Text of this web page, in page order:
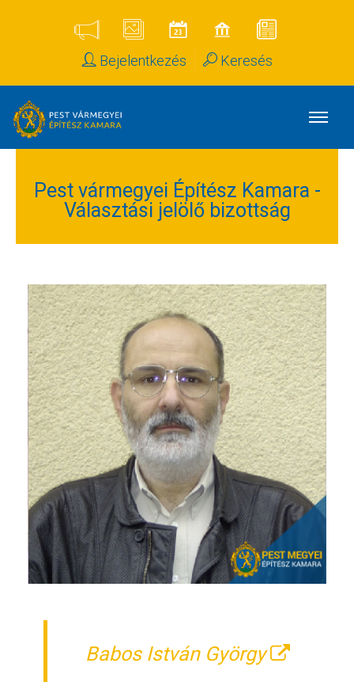
Bejelentkezés Keresés
Pest vármegyei Építész Kamara -
Választási jelölő bizottság
Babos István György